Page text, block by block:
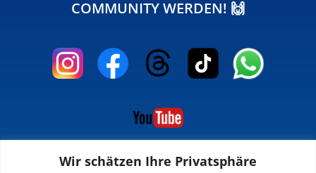
Wir schätzen Ihre Privatsphäre
COMMUNITY WERDEN! 🙌